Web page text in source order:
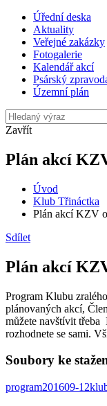
Úřední deska
Aktuality
Veřejné zakázky
Fotogalerie
Kalendář akcí
Psárský
Územní plán
Zavřít
Plán akcí
Úvod
Klub Třináctka
Plán akcí KZV
Sdílet
Plán akcí
Program Klubu
plánovaných akcí,
můžete navštívit třeba
rozhodnete se sami.
Soubory ke
program201609-